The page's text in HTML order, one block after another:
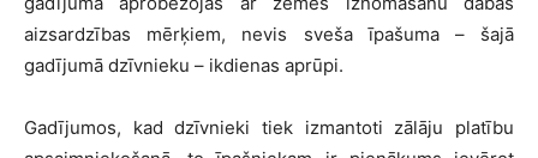
aizsardzības mērķiem, nevis sveša īpašuma – šajā
gadījumā dzīvnieku – ikdienas aprūpi.
Gadījumos, kad dzīvnieki tiek izmantoti zālāju platību